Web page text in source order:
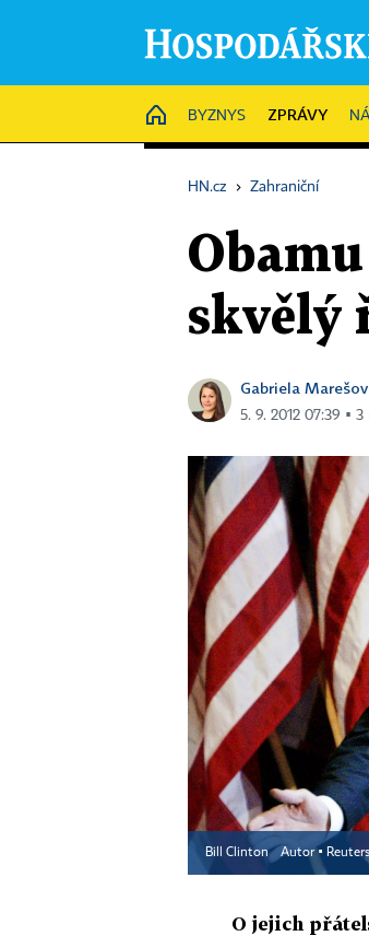
HOME
BYZNYS ZPRÁVY
HN.cz › Zahraniční
skvělý
Gabriela
5. 9. 2012 07:39 ▪
Bill Clinton Autor ▪ Reuters
O jejich